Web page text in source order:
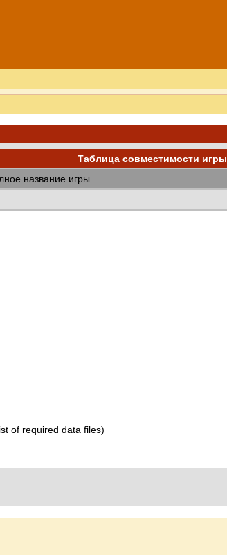
Таблица совместимости игры
название игры
of required data files)